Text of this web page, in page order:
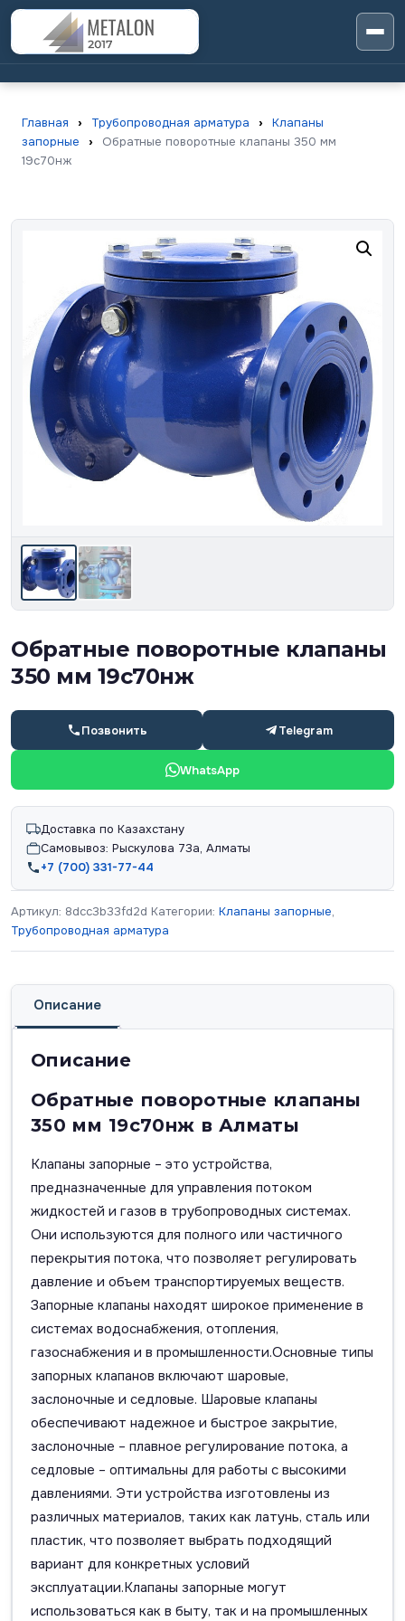
Главная › Трубопроводная арматура ›
Клапаны
запорные
›
Обратные поворотные клапаны 350 мм
19с70нж
Обратные поворотные клапаны
350 мм 19с70нж
Позвонить Telegram
WhatsApp
Доставка по Казахстану
Самовывоз: Рыскулова 73а, Алматы
+7 (700) 331-77-44
Артикул: 8dcc3b33fd2d Категории: Клапаны запорные,
Трубопроводная арматура
Описание
Описание
Обратные поворотные клапаны
350 мм 19с70нж в Алматы
Клапаны запорные – это устройства,
предназначенные для управления потоком
жидкостей и газов в трубопроводных системах.
Они используются для полного или частичного
перекрытия потока, что позволяет регулировать
давление и объем транспортируемых веществ.
Запорные клапаны находят широкое применение в
системах водоснабжения, отопления,
газоснабжения и в промышленности.Основные типы
запорных клапанов включают шаровые,
заслоночные и седловые. Шаровые клапаны
обеспечивают надежное и быстрое закрытие,
заслоночные – плавное регулирование потока, а
седловые – оптимальны для работы с высокими
давлениями. Эти устройства изготовлены из
различных материалов, таких как латунь, сталь или
пластик, что позволяет выбрать подходящий
вариант для конкретных условий
эксплуатации.Клапаны запорные могут
использоваться как в быту, так и на промышленных